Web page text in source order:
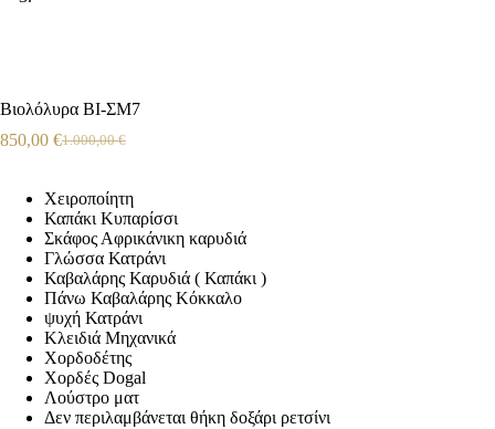
Βιολόλυρα ΒΙ-ΣΜ7
1.000,00€
850,00 €
Χειροποίητη
Καπάκι Κυπαρίσσι
Σκάφος Αφρικάνικη καρυδιά
Γλώσσα Κατράνι
Καβαλάρης Καρυδιά ( Καπάκι )
Πάνω Καβαλάρης Κόκκαλο
ψυχή Κατράνι
Κλειδιά Μηχανικά
Χορδοδέτης
Χορδές Dogal
Λούστρο ματ
Δεν περιλαμβάνεται θήκη δοξάρι ρετσίνι